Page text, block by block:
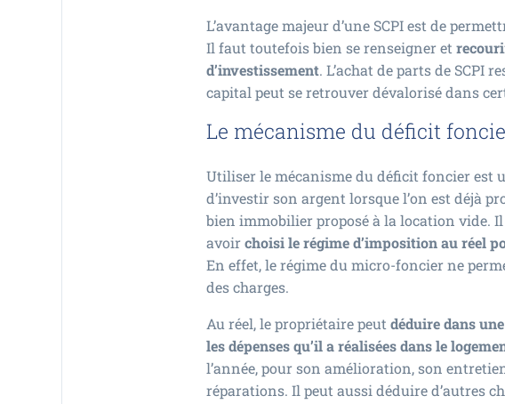
L’avantage majeur d’une SCPI est de
Il faut toutefois bien se renseigner et
d’investissement. L’achat de parts de SCPI
capital peut se retrouver dévalorisé dans
Le mécanisme du déficit
Utiliser le mécanisme du déficit foncier est
d’investir son argent lorsque l’on est déjà
bien immobilier proposé à la location vide.
avoirchoisi le régime d’imposition au réel
En effet, le régime du micro-foncier ne
des charges.
Au réel, le propriétaire peut déduire dans
les dépenses qu’il a réalisées dans le
l’année, pour son amélioration, son
réparations. Il peut aussi déduire d’autres